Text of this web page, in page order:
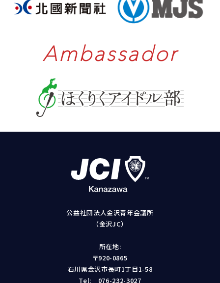
Ambassador
公益社団法人金沢青年会議所
（金沢JC）
所在地:
〒920-0865
石川県金沢市長町1丁目1-58
Tel: 076-232-3027